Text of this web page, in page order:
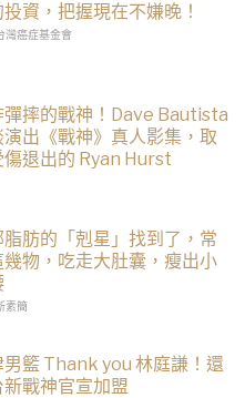
資，把握現在不嫌晚！
灣癌症基金會
彈摔的戰神！Dave Bautista
演出《戰神》真人影集，取
傷退出的 Ryan Hurst
脂肪的「剋星」找到了，常
幾物，吃走大肚囊，瘦出小
素簡
男籃 Thank you 林庭謙！還
新戰神官宣加盟